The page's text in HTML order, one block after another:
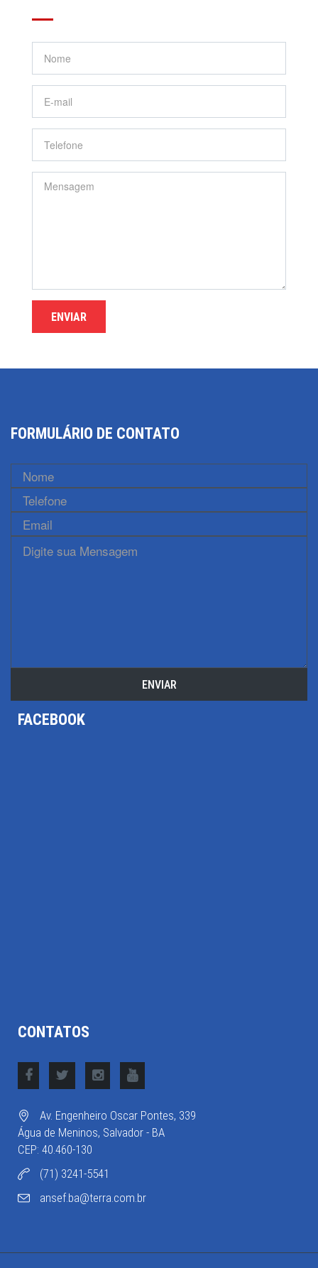
ENVIAR
FORMULÁRIO DE CONTATO
ENVIAR
FACEBOOK
CONTATOS
Av. Engenheiro Oscar Pontes, 339
Água de Meninos, Salvador - BA
CEP: 40.460-130
(71) 3241-5541
ansef.ba@terra.com.br